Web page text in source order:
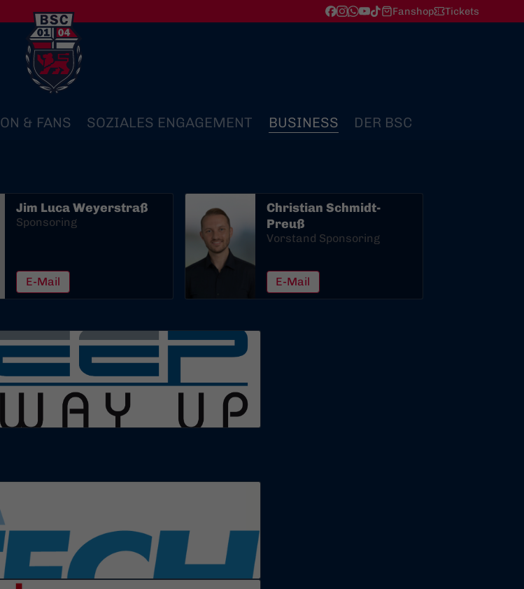
Fanshop Tickets
& FANS SOZIALES ENGAGEMENT BUSINESS DER BSC
Jim Luca Weyerstraß
Sponsoring
E-Mail
Christian Schmidt-
Preuß
Vorstand Sponsoring
E-Mail